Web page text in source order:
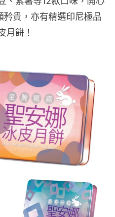
貴，亦有精選印尼極品
月餅！